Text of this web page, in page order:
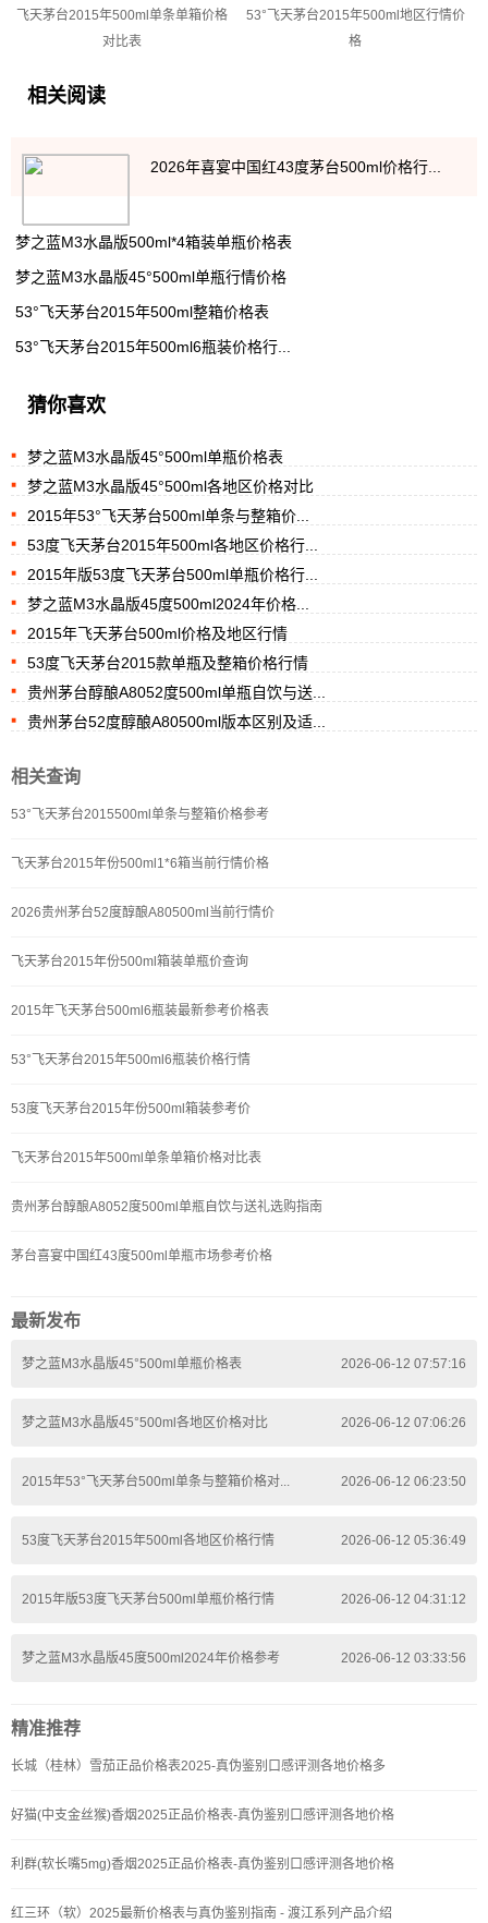
飞天茅台2015年500ml单条单箱价格
对比表
53°飞天茅台2015年500ml地区行情价
格
相关阅读
2026年喜宴中国红43度茅台500ml价格行...
梦之蓝M3水晶版500ml*4箱装单瓶价格表
梦之蓝M3水晶版45°500ml单瓶行情价格
53°飞天茅台2015年500ml整箱价格表
53°飞天茅台2015年500ml6瓶装价格行...
猜你喜欢
梦之蓝M3水晶版45°500ml单瓶价格表
梦之蓝M3水晶版45°500ml各地区价格对比
2015年53°飞天茅台500ml单条与整箱价...
53度飞天茅台2015年500ml各地区价格行...
2015年版53度飞天茅台500ml单瓶价格行...
梦之蓝M3水晶版45度500ml2024年价格...
2015年飞天茅台500ml价格及地区行情
53度飞天茅台2015款单瓶及整箱价格行情
贵州茅台醇酿A8052度500ml单瓶自饮与送...
贵州茅台52度醇酿A80500ml版本区别及适...
相关查询
53°飞天茅台2015500ml单条与整箱价格参考
飞天茅台2015年份500ml1*6箱当前行情价格
2026贵州茅台52度醇酿A80500ml当前行情价
飞天茅台2015年份500ml箱装单瓶价查询
2015年飞天茅台500ml6瓶装最新参考价格表
53°飞天茅台2015年500ml6瓶装价格行情
53度飞天茅台2015年份500ml箱装参考价
飞天茅台2015年500ml单条单箱价格对比表
贵州茅台醇酿A8052度500ml单瓶自饮与送礼选购指南
茅台喜宴中国红43度500ml单瓶市场参考价格
最新发布
梦之蓝M3水晶版45°500ml单瓶价格表 2026-06-12 07:57:16
梦之蓝M3水晶版45°500ml各地区价格对比 2026-06-12 07:06:26
2015年53°飞天茅台500ml单条与整箱价格对... 2026-06-12 06:23:50
53度飞天茅台2015年500ml各地区价格行情 2026-06-12 05:36:49
2015年版53度飞天茅台500ml单瓶价格行情 2026-06-12 04:31:12
梦之蓝M3水晶版45度500ml2024年价格参考 2026-06-12 03:33:56
精准推荐
长城（桂林）雪茄正品价格表2025-真伪鉴别口感评测各地价格多
好猫(中支金丝猴)香烟2025正品价格表-真伪鉴别口感评测各地价格
利群(软长嘴5mg)香烟2025正品价格表-真伪鉴别口感评测各地价格
红三环（软）2025最新价格表与真伪鉴别指南 - 渡江系列产品介绍